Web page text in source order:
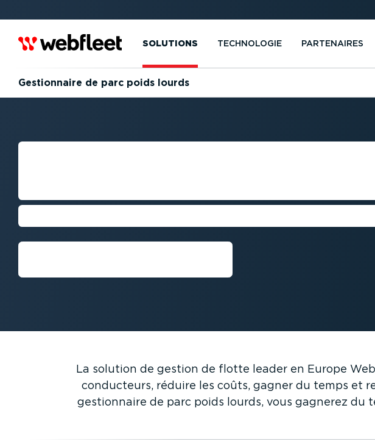
SOLUTIONS TECHNOLOGIE PARTENAIRES
Gestion­naire de parc poids lourds
GESTION­NAIRE DE PARC
La solution de gestion de flotte leader en Europe
conducteurs, réduire les coûts, gagner du temps et
gestion­naire de parc poids lourds, vous gagnerez du